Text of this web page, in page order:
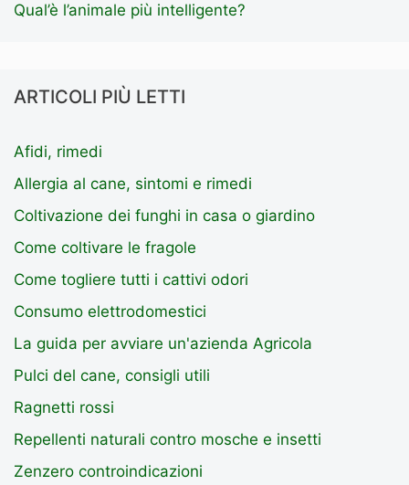
Qual’è l’animale più intelligente?
ARTICOLI PIÙ LETTI
Afidi, rimedi
Allergia al cane, sintomi e rimedi
Coltivazione dei funghi in casa o giardino
Come coltivare le fragole
Come togliere tutti i cattivi odori
Consumo elettrodomestici
La guida per avviare un'azienda Agricola
Pulci del cane, consigli utili
Ragnetti rossi
Repellenti naturali contro mosche e insetti
Zenzero controindicazioni